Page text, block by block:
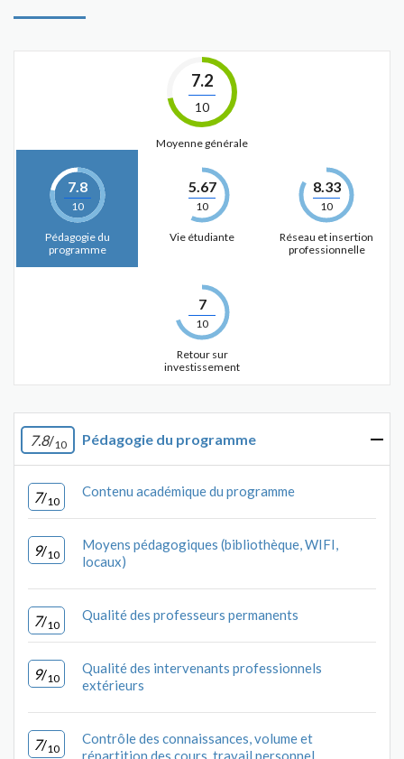
7.2
10
Moyenne générale
7.8
10
Pédagogie du
programme
5.67
10
Vie étudiante
8.33
10
Réseau et insertion
professionnelle
7
10
Retour sur
investissement
7.8/10 Pédagogie du programme
7/10
Contenu académique du programme
9/10
Moyens pédagogiques (bibliothèque, WIFI,
locaux)
7/10
Qualité des professeurs permanents
9/10
Qualité des intervenants professionnels
extérieurs
7/10
Contrôle des connaissances, volume et
répartition des cours, travail personnel